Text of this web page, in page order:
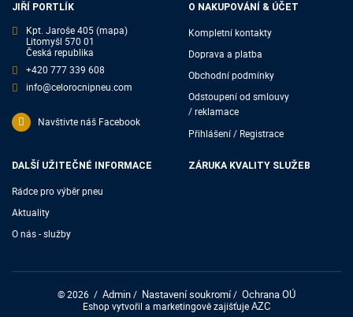
JIŘÍ PORTLÍK
Kpt. Jaroše 405(mapa)
Litomyšl 570 01
Česká republika
+420 777 339 608
info@celorocnipneu.com
Navštivte náš Facebook
O NAKUPOVÁNÍ & ÚČET
Kompletní kontakty
Doprava a platba
Obchodní podmínky
Odstoupení od smlouvy
/ reklamace
Přihlášení / Registrace
DALŠÍ UŽITEČNÉ INFORMACE
Rádce pro výběr pneu
Aktuality
O nás - služby
ZÁRUKA KVALITY SLUŽEB
© 2026 / Admin/ Nastavení soukromí/ Ochrana OÚ
Eshop vytvořil a marketingově zajišťujeAZC